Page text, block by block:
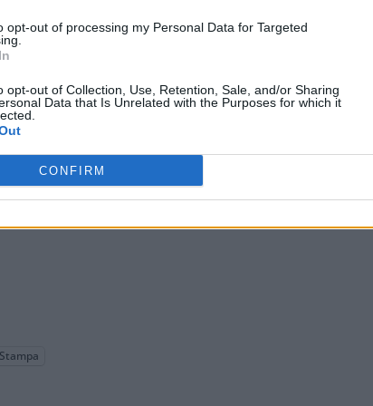
opt-out of processing my Personal Data for Targeted
opt-out of Collection, Use, Retention, Sale, and/or Sharing
Data that Is Unrelated with the Purposes for which it
CONFIRM
L’arrestato, dopo le previste formalità, è stato
Stampa